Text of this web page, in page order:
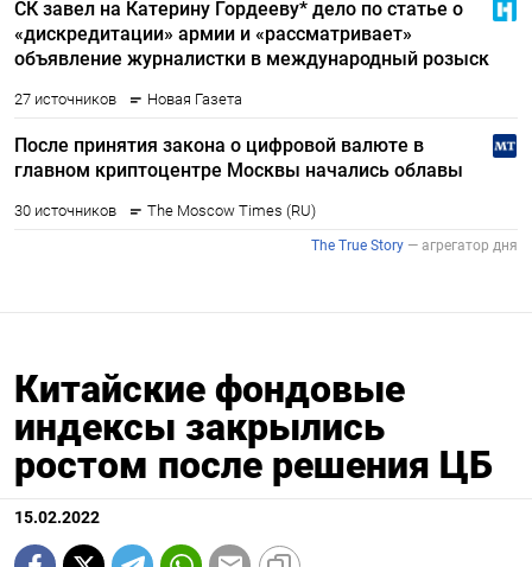
Китайские фондовые
индексы закрылись
ростом после решения ЦБ
15.02.2022